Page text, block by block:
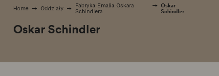
Home Oddziały
Fabryka Emalia Oskara
Schindlera
Oskar
Schindler
Oskar Schindler